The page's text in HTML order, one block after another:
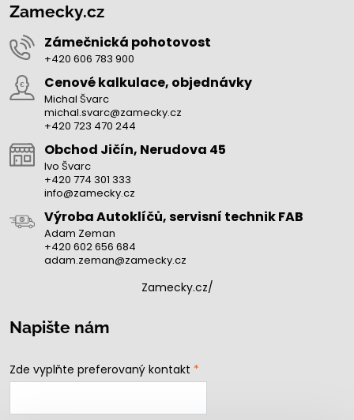
Zamecky.cz
Zámečnická pohotovost
+420 606 783 900
Cenové kalkulace, objednávky
Michal Švarc
michal.svarc@zamecky.cz
+420 723 470 244
Obchod Jičín, Nerudova 45
Ivo Švarc
+420 774 301 333
info@zamecky.cz
Výroba Autoklíčů, servisní technik FAB
Adam Zeman
+420 602 656 684
adam.zeman@zamecky.cz
Zamecky.cz/
Napište nám
Zde vyplňte preferovaný kontakt *